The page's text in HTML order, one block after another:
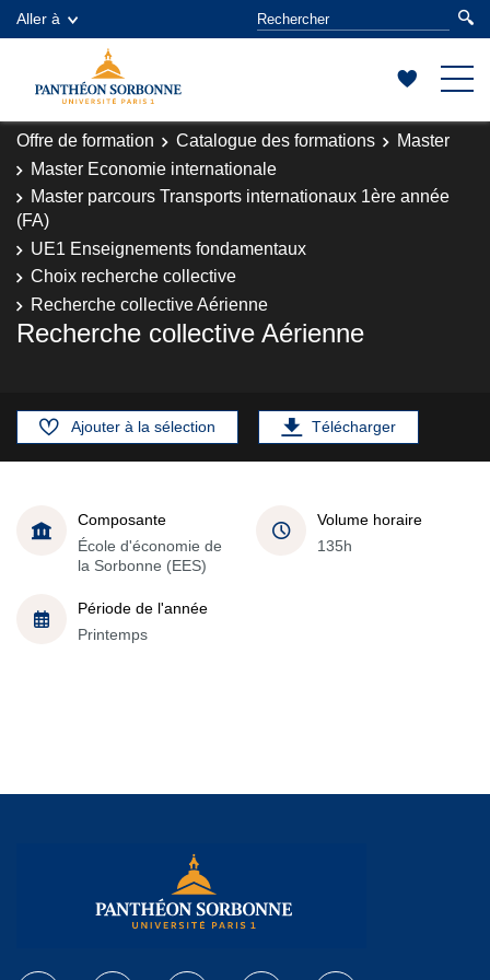
Aller à
Offre de formation Catalogue des formations
Master
Master Economie internationale
Master parcours Transports internationaux 1ère année
(FA)
UE1 Enseignements fondamentaux
Choix recherche collective
Recherche collective Aérienne
Recherche collective Aérienne
Ajouter à la sélection Télécharger
Composante
École d'économie de
la Sorbonne (EES)
Volume horaire
135h
Période de l'année
Printemps